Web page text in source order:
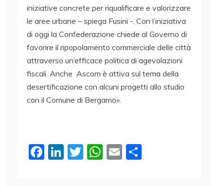
iniziative concrete per riqualificare e valorizzare
le aree urbane – spiega Fusini -. Con l’iniziativa
di oggi la Confederazione chiede al Governo di
favorire il ripopolamento commerciale delle città
attraverso un’efficace politica di agevolazioni
fiscali. Anche Ascom è attiva sul tema della
desertificazione con alcuni progetti allo studio
con il Comune di Bergamo».
F
Li T
W E